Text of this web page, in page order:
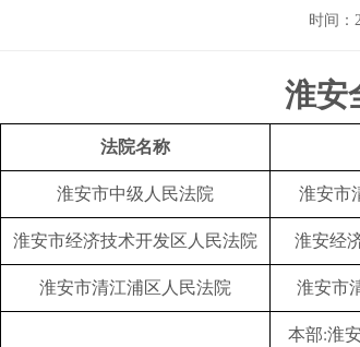
时间
淮安
法院名称
淮安市中级人民法院 淮安市
淮安市经济技术开发区人民法院 淮安经
淮安市清江浦区人民法院 淮安市
本部:淮